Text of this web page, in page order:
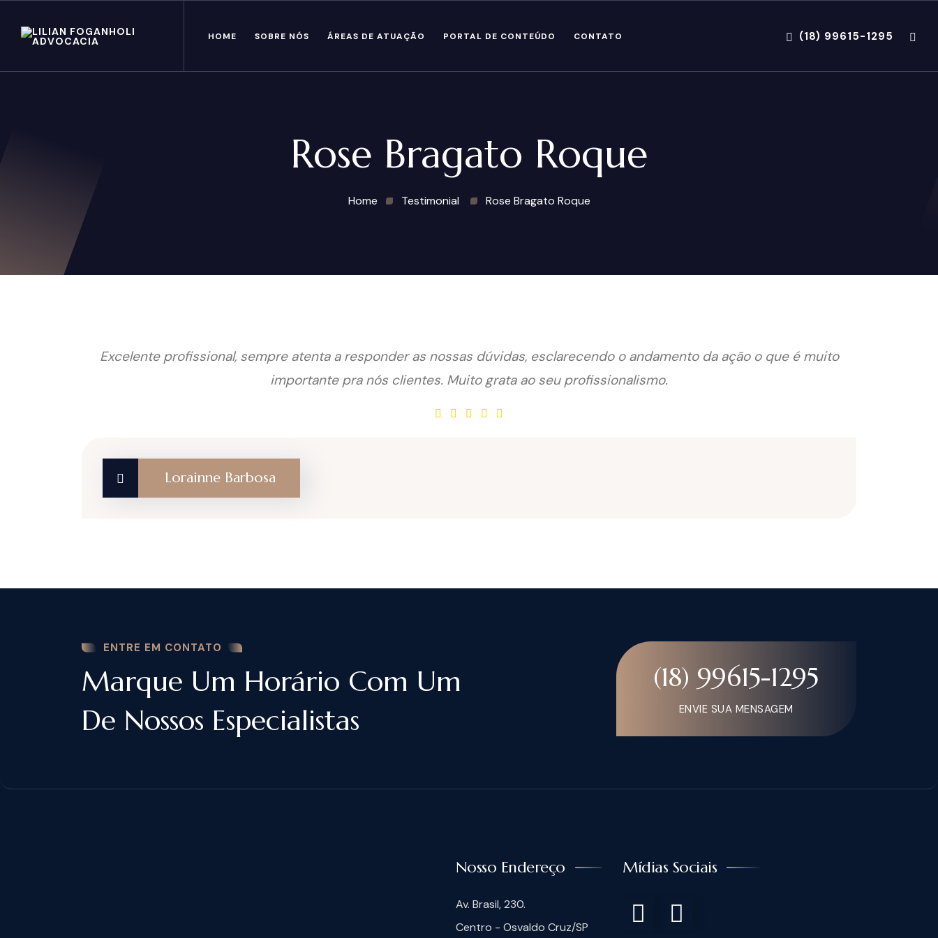
HOME SOBRE NÓS ÁREAS DE ATUAÇÃO PORTAL DE CONTEÚDO CONTATO (18) 99615-1295
Rose Bragato Roque
Home Testimonial Rose Bragato Roque
Excelente profissional, sempre atenta a responder as nossas dúvidas, esclarecendo o andamento da ação o que é muito
importante pra nós clientes. Muito grata ao seu profissionalismo.
Lorainne Barbosa
ENTRE EM CONTATO
Marque Um Horário Com Um
De Nossos Especialistas
(18) 99615-1295
ENVIE SUA MENSAGEM
Nosso Endereço
Av. Brasil, 230.
Centro - Osvaldo Cruz/SP
Mídias Sociais